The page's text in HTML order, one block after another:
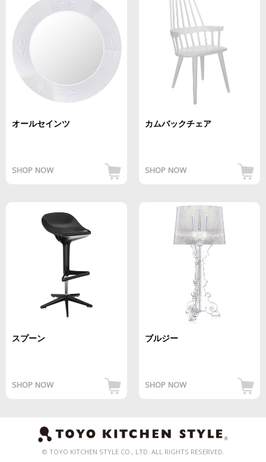
オールセインツ
SHOP NOW
カムバックチェア
SHOP NOW
スプーン
SHOP NOW
ブルジー
SHOP NOW
© TOYO KITCHEN STYLE CO., LTD. ALL RIGHTS RESERVED.